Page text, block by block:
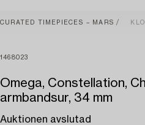
CURATED TIMEPIECES – MARS
1468023
Omega, Constellation,
armbandsur, 34 mm
Auktionen avslutad